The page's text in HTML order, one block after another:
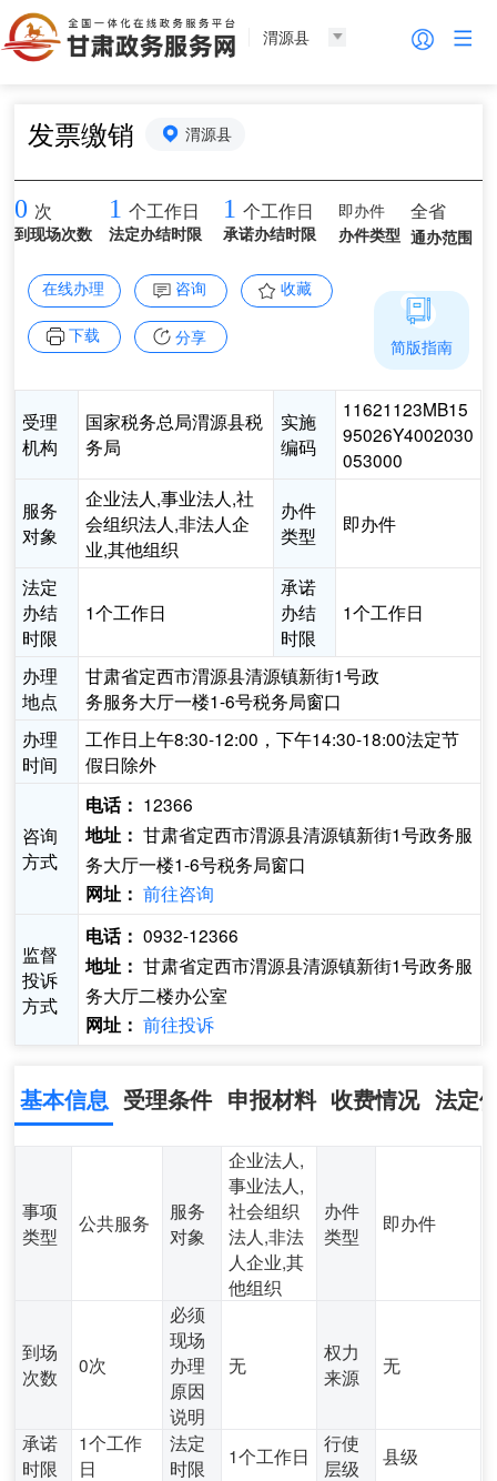
渭源县
发票缴销 渭源县
0 次
到现场次数
1 个工作日
法定办结时限
1 个工作日
承诺办结时限
即办件
办件类型
全省
通办范围
在线办理 咨询 收藏
下载 分享
受理
机构
国家税务总局渭源县税
务局
实施
编码
11621123MB15
95026Y4002030
053000
服务
对象
企业法人,事业法人,社
会组织法人,非法人企
业,其他组织
办件
类型
即办件
法定
办结
时限
1个工作日
承诺
办结
时限
1个工作日
办理
地点
甘肃省定西市渭源县清源镇新街1号政
务服务大厅一楼1-6号税务局窗口
办理
时间
工作日上午8:30-12:00，下午14:30-18:00法定节
假日除外
咨询
方式
电话： 12366
地址： 甘肃省定西市渭源县清源镇新街1号政务服
务大厅一楼1-6号税务局窗口
网址： 前往咨询
监督
投诉
方式
电话： 0932-12366
地址： 甘肃省定西市渭源县清源镇新街1号政务服
务大厅二楼办公室
网址： 前往投诉
简版指南
基本信息 受理条件 申报材料 收费情况 法定
事项
类型
公共服务
服务
对象
企业法人,
事业法人,
社会组织
法人,非法
人企业,其
他组织
办件
类型
即办件
到场
次数
0次
必须
现场
办理
原因
说明
无
权力
来源
无
承诺
时限
1个工作
日
法定
时限
1个工作日
行使
层级
县级